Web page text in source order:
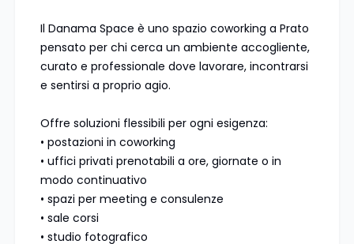
Il Danama Space è uno spazio coworking a Prato
pensato per chi cerca un ambiente accogliente,
curato e professionale dove lavorare, incontrarsi
e sentirsi a proprio agio.
Offre soluzioni flessibili per ogni esigenza:
• postazioni in coworking
• uffici privati prenotabili a ore, giornate o in
modo continuativo
• spazi per meeting e consulenze
• sale corsi
• studio fotografico